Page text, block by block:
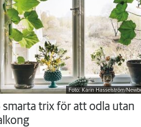
Foto: Karin Hasselström/
smarta trix för att odla utan